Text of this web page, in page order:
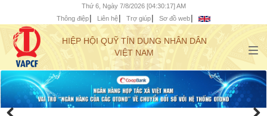
Thứ 6, Ngày 7/8/2026 [04:30:19] AM
Thông điệp
Liên hệ Trợ giúp Sơ đồ web
HIỆP HỘI QUỸ TÍN DỤNG NHÂN DÂN
VIỆT NAM